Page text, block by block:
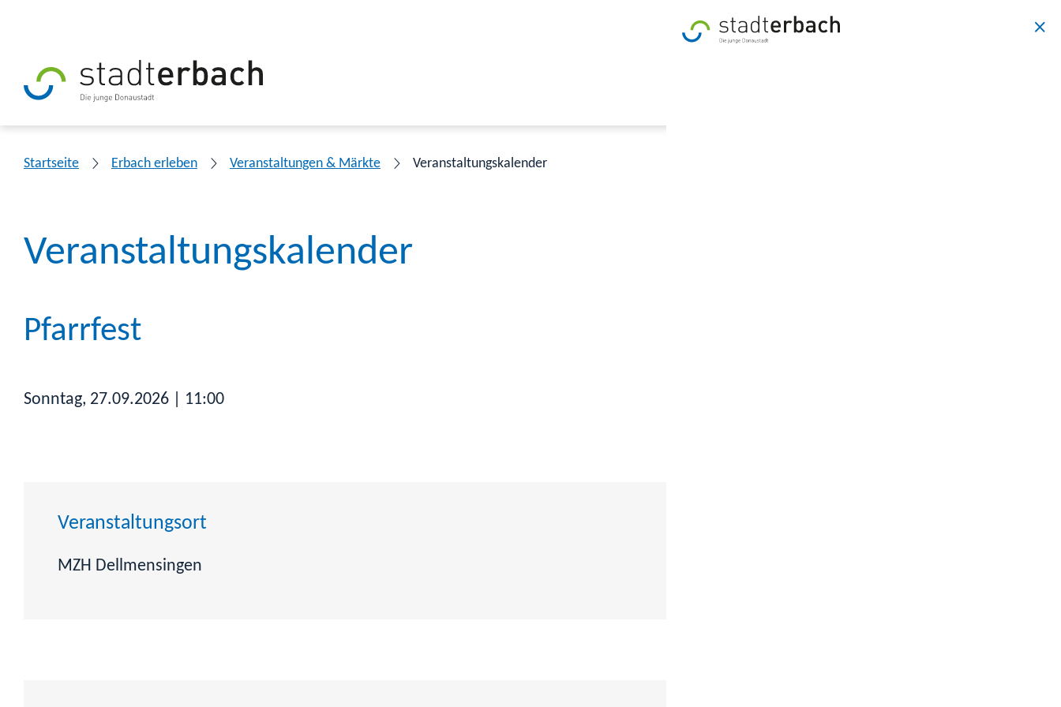
Startseite Erbach erleben Veranstaltungen & Märkte Veranstaltungskalender
Veranstaltungskalender
Sonntag, 27.09.2026 | 11:00
Pfarrfest
Veranstaltungsort
MZH Dellmensingen